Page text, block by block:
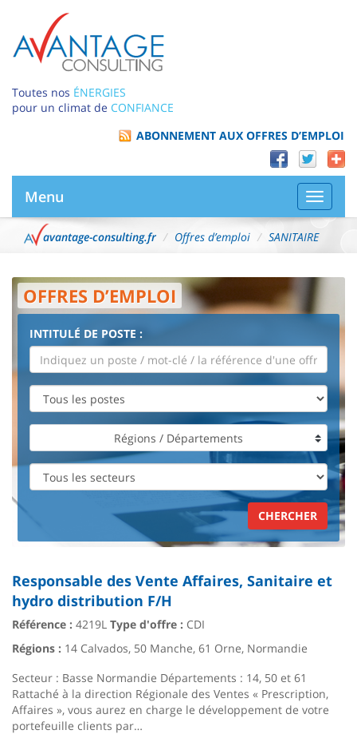
Toutes nos ÉNERGIES
pour un climat de CONFIANCE
ABONNEMENT AUX OFFRES D’EMPLOI
la
Menu
avantage-consulting.fr Offres d’emploi SANITAIRE
OFFRES D’EMPLOI
INTITULÉ DE POSTE :
Régions / Départements
CHERCHER
Responsable des Vente Affaires, Sanitaire et
hydro distribution F/H
Référence : 4219L Type d'offre : CDI
Régions : 14 Calvados, 50 Manche, 61 Orne, Normandie
Secteur : Basse Normandie Départements : 14, 50 et 61
Rattaché à la direction Régionale des Ventes « Prescription,
Affaires », vous aurez en charge le développement de votre
portefeuille clients par…